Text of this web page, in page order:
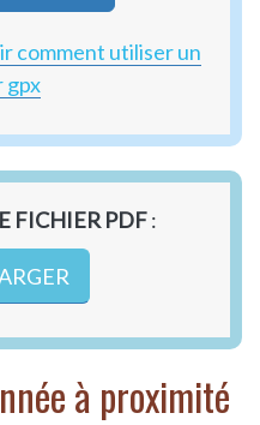
comment utiliser un
gpx
FICHIER PDF:
à proximité